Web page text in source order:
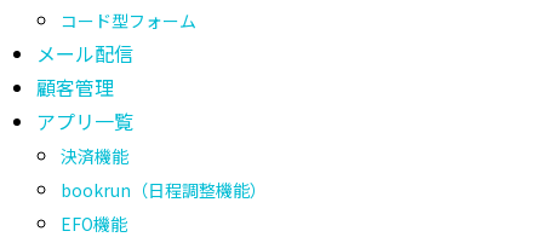
コード型フォーム
メール配信
顧客管理
アプリ一覧
決済機能
bookrun（日程調整機能）
EFO機能